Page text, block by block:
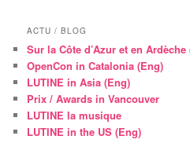
ACTU / BLOG
Sur la Côte d’Azur et en Ardèche
OpenCon in Catalonia (Eng)
LUTINE in Asia (Eng)
Prix / Awards in Vancouver
LUTINE la musique
LUTINE in the US (Eng)